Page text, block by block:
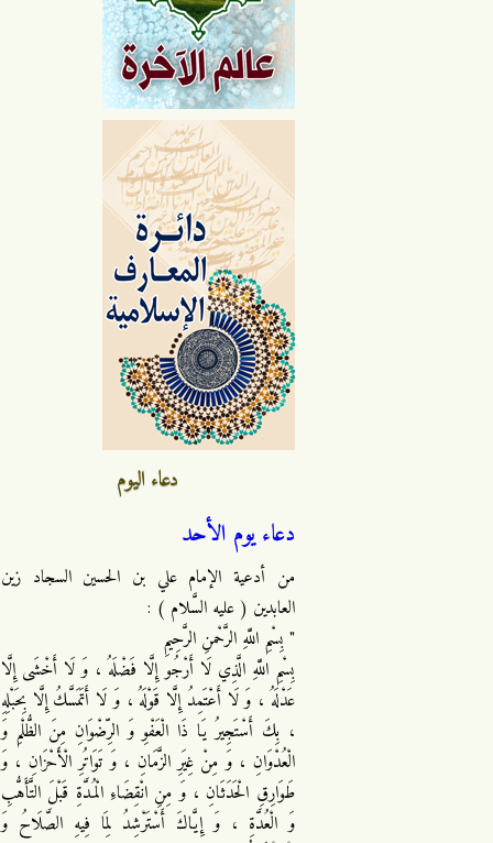
دعاء اليوم
دعاء يوم الأحد
من أدعية الإمام علي بن الحسين السجاد زين
العابدين ( عليه السَّلام ) :
" بِسْمِ اللَّهِ الرَّحْمنِ الرَّحِيمِ
بِسْمِ اللَّهِ الَّذِي لَا أَرْجُو إِلَّا فَضْلَهُ ، وَ لَا أَخْشَى إِلَّا
عَدْلَهُ ، وَ لَا أَعْتَمِدُ إِلَّا قَوْلَهُ ، وَ لَا أَتَمَسَّكُ إِلَّا بِحَبْلِهِ
، بِكَ أَسْتَجِيرُ يَا ذَا الْعَفْوِ وَ الرِّضْوَانِ مِنَ الظُّلْمِ وَ
الْعُدْوَانِ ، وَ مِنْ غِيَرِ الزَّمَانِ ، وَ تَوَاتُرِ الْأَحْزَانِ ، وَ
طَوَارِقِ الْحَدَثَانِ ، وَ مِنِ انْقِضَاءِ الْمُدَّةِ قَبْلَ التَّأَهُّبِ
وَ الْعُدَّةِ ، وَ إِيَّاكَ أَسْتَرْشِدُ لِمَا فِيهِ الصَّلَاحُ وَ